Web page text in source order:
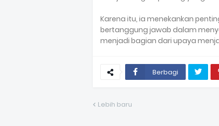
Karena itu, ia menekankan
bertanggung jawab dalam
menjadi bagian dari upaya
Berbagi
Lebih baru